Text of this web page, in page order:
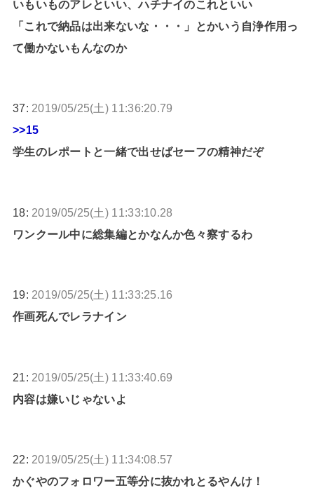
いもいものアレといい、ハチナイのこれといい
「これで納品は出来ないな・・・」とかいう自浄作用っ
て働かないもんなのか
37: 2019/05/25(土) 11:36:20.79
>>15
学生のレポートと一緒で出せばセーフの精神だぞ
18: 2019/05/25(土) 11:33:10.28
ワンクール中に総集編とかなんか色々察するわ
19: 2019/05/25(土) 11:33:25.16
作画死んでレラナイン
21: 2019/05/25(土) 11:33:40.69
内容は嫌いじゃないよ
22: 2019/05/25(土) 11:34:08.57
かぐやのフォロワー五等分に抜かれとるやんけ！